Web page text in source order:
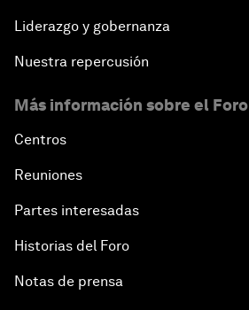
Liderazgo y gobernanza
Nuestra repercusión
Más información sobre el Foro
Centros
Reuniones
Partes interesadas
Historias del Foro
Notas de prensa